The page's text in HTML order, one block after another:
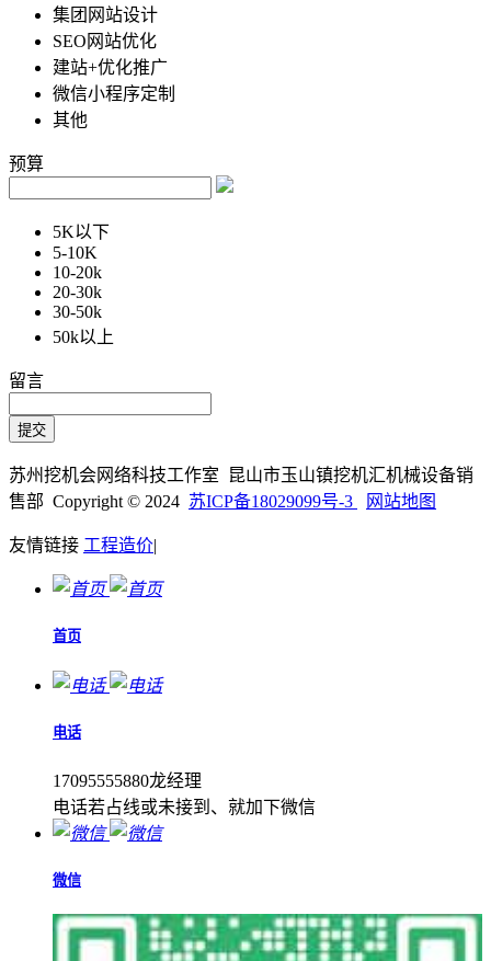
集团网站设计
SEO网站优化
建站+优化推广
微信小程序定制
其他
预算
5K以下
5-10K
10-20k
20-30k
30-50k
50k以上
留言
苏州挖机会网络科技工作室 昆山市玉山镇挖机汇机械设备销
售部 Copyright © 2024 苏ICP备18029099号-3 网站地图
友情链接 工程造价|
首页
电话
17095555880龙经理
电话若占线或未接到、就加下微信
微信